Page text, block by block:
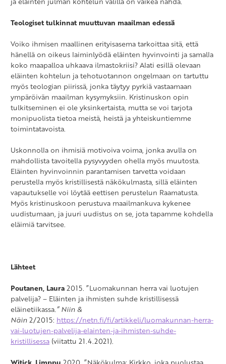
Teologiset tulkinnat muuttuvan maailman edessä
Voiko ihmisen maallinen erityisasema tarkoittaa sitä, että
hänellä on oikeus laiminlyödä eläinten hyvinvointi ja samalla
koko maapalloa uhkaava ilmastokriisi? Alati esillä olevaan
eläinten kohtelun ja tehotuotannon ongelmaan on tartuttu
myös teologian piirissä, jonka täytyy pyrkiä vastaamaan
ympäröivän maailman kysymyksiin. Kristinuskon opin
tulkitseminen ei ole yksinkertaista, mutta se voi tarjota
monipuolista tietoa meistä, heistä ja yhteiskuntiemme
toimintatavoista.
Uskonnolla on ihmisiä motivoiva voima, jonka avulla on
mahdollista tavoitella pysyvyyden ohella myös muutosta.
Eläinten hyvinvoinnin parantamisen tarvetta voidaan
perustella myös kristillisestä näkökulmasta, sillä eläinten
vapautukselle voi löytää eettisen perustelun Raamatusta.
Myös kristinuskoon perustuva maailmankuva kykenee
uudistumaan, ja juuri uudistus on se, jota tapamme kohdella
eläimiä tarvitsee.
Lähteet
Poutanen, Laura2015. ”Luomakunnan herra vai luotujen
palvelija? – Eläinten ja ihmisten suhde kristillisessä
eläinetiikassa.” Niin &
Näin2/2015: https://netn.fi/fi/artikkeli/luomakunnan-herra-
vai-luotujen-palvelija-elainten-ja-ihmisten-suhde-
kristillisessa (viitattu 21.4.2021).